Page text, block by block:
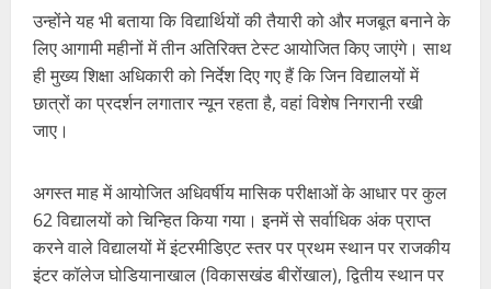
उन्होंने यह भी बताया कि विद्यार्थियों की तैयारी को और मजबूत बनाने के
लिए आगामी महीनों में तीन अतिरिक्त टेस्ट आयोजित किए जाएंगे। साथ
ही मुख्य शिक्षा अधिकारी को निर्देश दिए गए हैं कि जिन विद्यालयों में
छात्रों का प्रदर्शन लगातार न्यून रहता है, वहां विशेष निगरानी रखी
जाए।
अगस्त माह में आयोजित अधिवर्षीय मासिक परीक्षाओं के आधार पर कुल
62 विद्यालयों को चिन्हित किया गया। इनमें से सर्वाधिक अंक प्राप्त
करने वाले विद्यालयों में इंटरमीडिएट स्तर पर प्रथम स्थान पर राजकीय
इंटर कॉलेज घोडियानाखाल (विकासखंड बीरोंखाल), द्वितीय स्थान पर